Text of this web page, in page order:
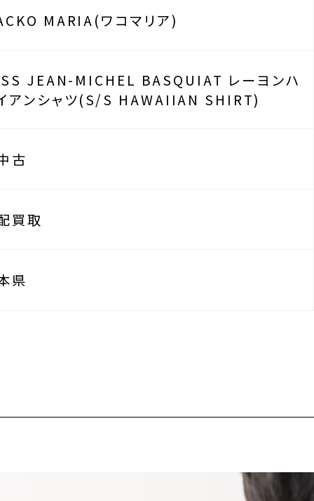
MARIA(ワコマリア)
JEAN-MICHEL BASQUIAT レーヨンハ
アンシャツ(S/S HAWAIIAN SHIRT)
古
買取
県